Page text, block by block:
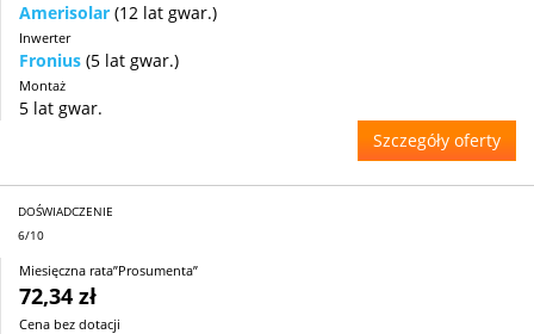
Amerisolar (12 lat gwar.)
Inwerter
Fronius (5 lat gwar.)
Montaż
5 lat gwar.
Szczegóły oferty
DOŚWIADCZENIE
6/10
Miesięczna rata”Prosumenta”
72,34 zł
Cena bez dotacji